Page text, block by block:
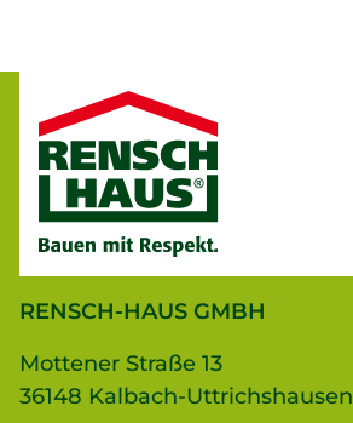
RENSCH-HAUS GMBH
Mottener Straße 13
36148 Kalbach-Uttrichshausen